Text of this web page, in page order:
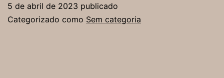
empresas
5 de abril de 2023 publicado
Categorizado como Sem categoria